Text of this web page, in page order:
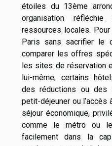
étoiles du 13ème
organisation
ressources locales.
Paris sans sacrifier le
comparer les offres
les sites de réservation
lui-même, certains
des réductions ou des
petit-déjeuner ou l’accès
séjour économique,
comme le métro ou
facilement dans la